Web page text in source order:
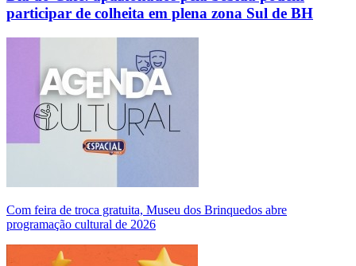
participar de colheita em plena zona Sul de BH
Com feira de troca gratuita, Museu dos Brinquedos abre
programação cultural de 2026